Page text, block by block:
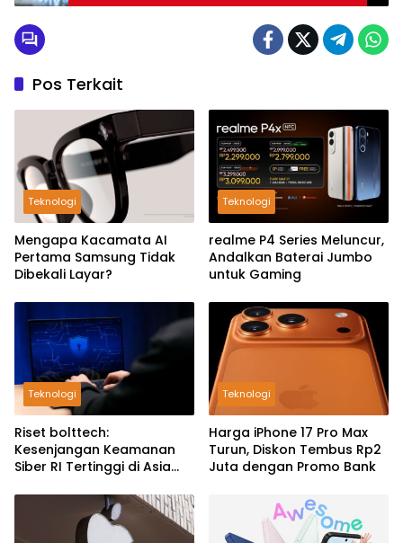
Pos Terkait
Teknologi
Mengapa Kacamata AI
Pertama Samsung Tidak
Dibekali Layar?
Teknologi
realme P4 Series Meluncur,
Andalkan Baterai Jumbo
untuk Gaming
Teknologi
Riset bolttech:
Kesenjangan Keamanan
Siber RI Tertinggi di Asia
Teknologi
Harga iPhone 17 Pro Max
Turun, Diskon Tembus Rp2
Juta dengan Promo Bank